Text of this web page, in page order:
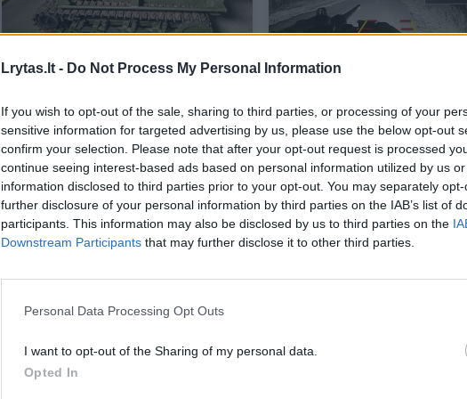
Lrytas.lt - Do Not Process My Personal Information
If you wish to opt-out of the sale, sharing to third parties, or processing of your
sensitive information for targeted advertising by us, please use the below opt-out
confirm your selection. Please note that after your opt-out request is processed
continue seeing interest-based ads based on personal information utilized by us
information disclosed to third parties prior to your opt-out. You may separately
further disclosure of your personal information by third parties on the IAB’s list of
participants. This information may also be disclosed by us to third parties on the
Downstream Participants that may further disclose it to other third parties.
Personal Data Processing Opt Outs
I want to opt-out of the Sharing of my personal data.
Opted In
robotą
Mokslas ir IT 2026-04-22
robotu sunaikino rusų
šarvuotį
Mokslas ir IT 2025-12-11
1